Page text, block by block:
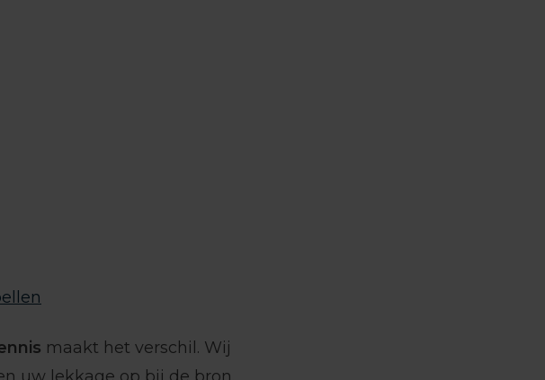
maakt het verschil. Wij
uw lekkage op bij de bron.